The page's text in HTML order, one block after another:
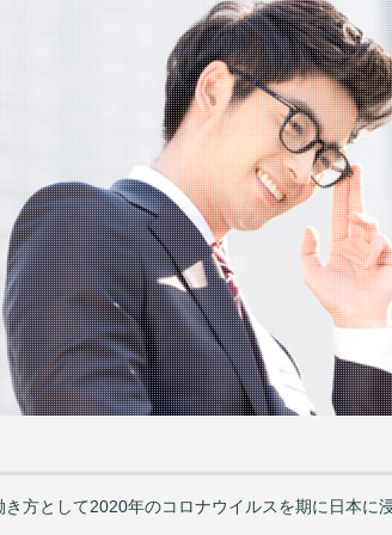
き方として2020年のコロナウイルスを期に日本